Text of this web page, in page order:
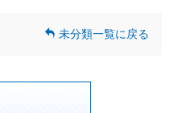
未分類一覧に戻る